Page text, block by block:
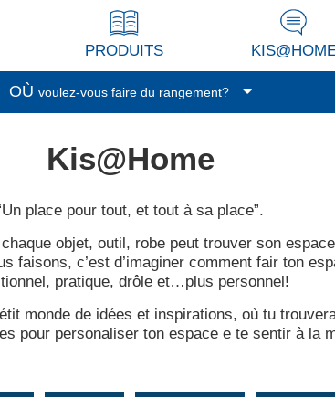
PRODUITS
service
enfants
OÙ voulez-vous faire du rangement?
Kis@Home
place pour tout, et tout à sa place”.
objet, outil, robe peut trouver son
faisons, c’est d’imaginer comment fair ton
pratique, drôle et…plus personnel!
monde de idées et inspirations, où tu
pour personaliser ton espace e te sentir à la